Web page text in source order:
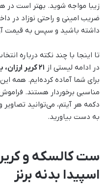
زیبا مواجه شوید. بهتر است در
ضریب امینی و راحتی نوزاد در
داشته باشید و سپس به قیمت
تا اینجا با چند نکته درباره
در ادامه لیستی از 21 کریر ارزان، باکیفیت و محبوب
برای شما آماده کرده‌ایم. همه
مناسبی برخوردار هستند.
دکمه هر آیتم، می‌توانید
به دست بیاورید.
ست کالسکه و
اسپیدا بدنه برنز